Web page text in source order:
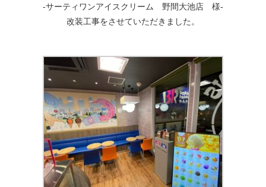
-サーティワンアイスクリーム 野間大池店 様-
改装工事をさせていただきました。